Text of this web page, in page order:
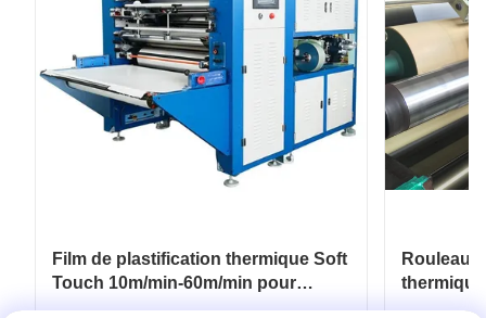
Film de plastification thermique Soft
Touch 10m/min-60m/min pour
emballage souple
Rouleau
thermique
pour